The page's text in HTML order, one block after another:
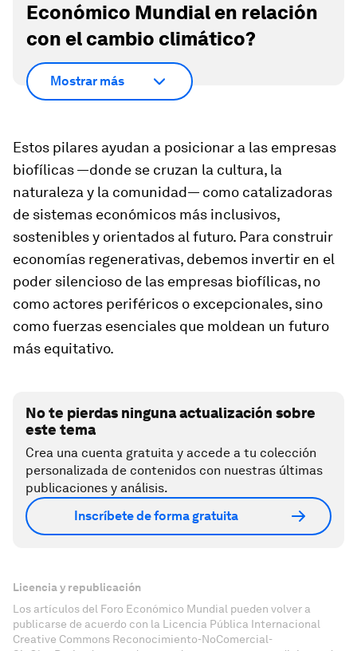
Económico Mundial en relación
con el cambio climático?
Mostrar más
Estos pilares ayudan a posicionar a las empresas
biofílicas —donde se cruzan la cultura, la
naturaleza y la comunidad— como catalizadoras
de sistemas económicos más inclusivos,
sostenibles y orientados al futuro. Para construir
economías regenerativas, debemos invertir en el
poder silencioso de las empresas biofílicas, no
como actores periféricos o excepcionales, sino
como fuerzas esenciales que moldean un futuro
más equitativo.
No te pierdas ninguna actualización sobre
este tema
Crea una cuenta gratuita y accede a tu colección
personalizada de contenidos con nuestras últimas
publicaciones y análisis.
Inscríbete de forma gratuita
Licencia y republicación
Los artículos del Foro Económico Mundial pueden volver a
publicarse de acuerdo con la Licencia Pública Internacional
Creative Commons Reconocimiento-NoComercial-